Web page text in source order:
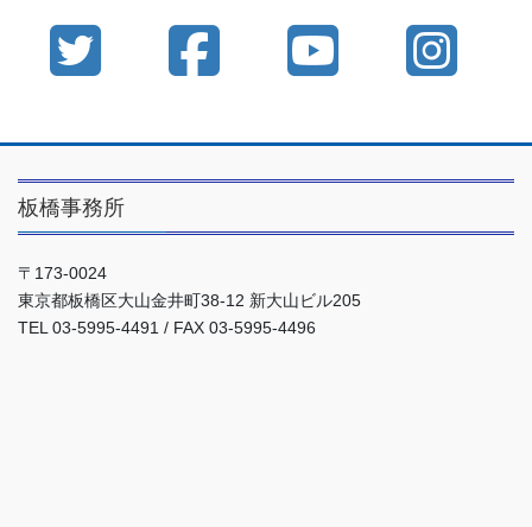
板橋事務所
〒173-0024
東京都板橋区大山金井町38-12 新大山ビル205
TEL 03-5995-4491 / FAX 03-5995-4496